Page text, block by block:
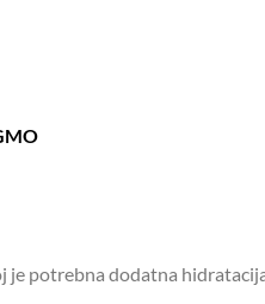
je potrebna dodatna